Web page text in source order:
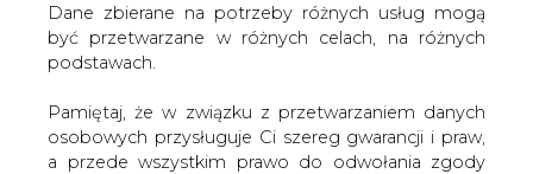
Dane zbierane na potrzeby różnych usług mogą
być przetwarzane w różnych celach, na różnych
podstawach.
Pamiętaj, że w związku z przetwarzaniem danych
osobowych przysługuje Ci szereg gwarancji i praw,
a przede wszystkim prawo do odwołania zgody